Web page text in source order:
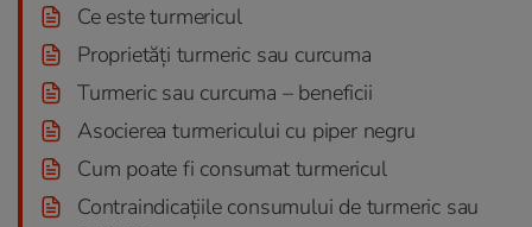
Ce este turmericul
Proprietăți turmeric sau curcuma
Turmeric sau curcuma – beneficii
Asocierea turmericului cu piper negru
Cum poate fi consumat turmericul
Contraindicațiile consumului de turmeric sau